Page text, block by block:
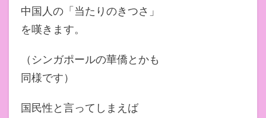
中国人の「当たりのきつさ」
を嘆きます。
（シンガポールの華僑とかも
同様です）
国民性と言ってしまえば